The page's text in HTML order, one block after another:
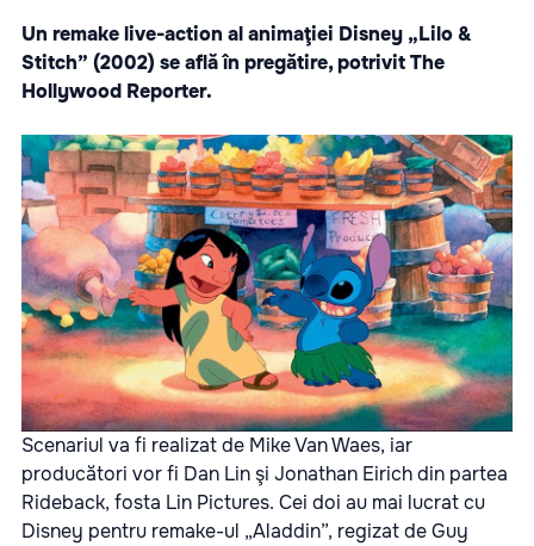
Un remake live-action al animaţiei Disney „Lilo &
Stitch” (2002) se află în pregătire, potrivit The
Hollywood Reporter.
Scenariul va fi realizat de Mike Van Waes, iar
producători vor fi Dan Lin şi Jonathan Eirich din partea
Rideback, fosta Lin Pictures. Cei doi au mai lucrat cu
Disney pentru remake-ul „Aladdin”, regizat de Guy